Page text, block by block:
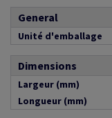
General
Unité d'emballage
Dimensions
Largeur (mm)
Longueur (mm)